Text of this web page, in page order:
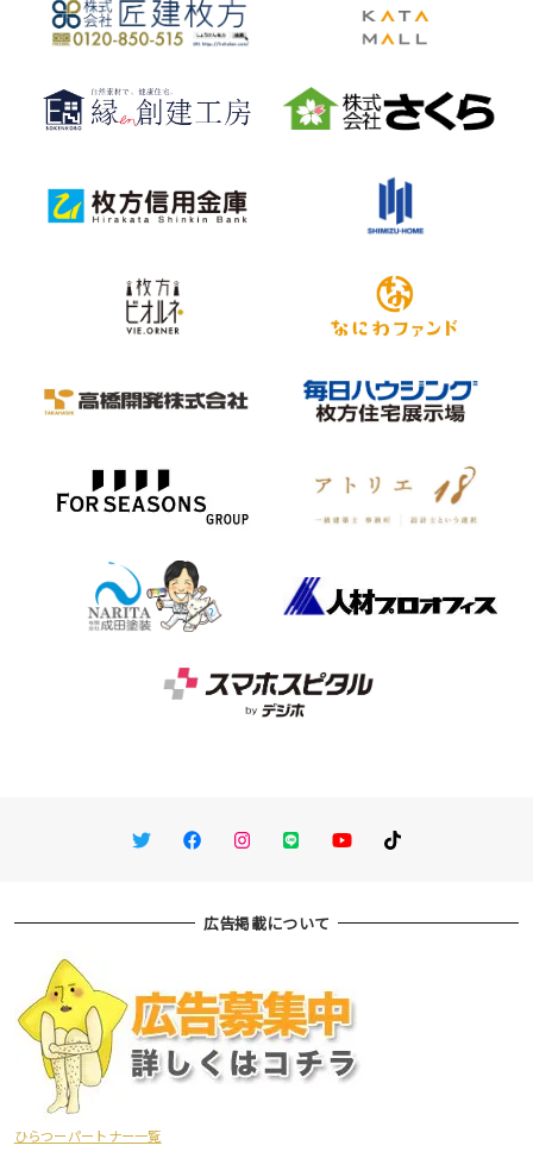
TwitterFacebookInstagram
LINE You TubeTikTok
広告掲載について
ひらつーパートナー一覧